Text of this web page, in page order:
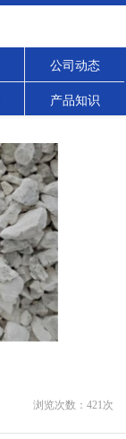
公司动态
产品知识
浏览次数： 421次